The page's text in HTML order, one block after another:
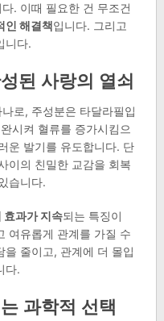
. 이때 필요한 건 무조건
인 해결책입니다. 그리고
니다.
된 사랑의 열쇠
로, 주성분은 타달라필입
시켜 혈류를 증가시킴으
운 발기를 유도합니다. 단
이의 친밀한 교감을 회복
습니다.
효과가 지속되는 특징이
여유롭게 관계를 가질 수
줄이고, 관계에 더 몰입
다.
과학적 선택